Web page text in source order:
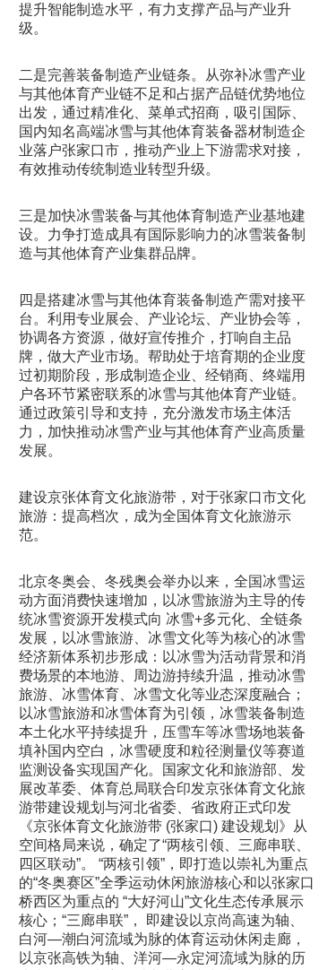
提升智能制造水平，有力支撑产品与产业升
级。
二是完善装备制造产业链条。从弥补冰雪产业
与其他体育产业链不足和占据产品链优势地位
出发，通过精准化、菜单式招商，吸引国际、
国内知名高端冰雪与其他体育装备器材制造企
业落户张家口市，推动产业上下游需求对接，
有效推动传统制造业转型升级。
三是加快冰雪装备与其他体育制造产业基地建
设。力争打造成具有国际影响力的冰雪装备制
造与其他体育产业集群品牌。
四是搭建冰雪与其他体育装备制造产需对接平
台。利用专业展会、产业论坛、产业协会等，
协调各方资源，做好宣传推介，打响自主品
牌，做大产业市场。帮助处于培育期的企业度
过初期阶段，形成制造企业、经销商、终端用
户各环节紧密联系的冰雪与其他体育产业链。
通过政策引导和支持，充分激发市场主体活
力，加快推动冰雪产业与其他体育产业高质量
发展。
建设京张体育文化旅游带，对于张家口市文化
旅游：提高档次，成为全国体育文化旅游示
范。
北京冬奥会、冬残奥会举办以来，全国冰雪运
动方面消费快速增加，以冰雪旅游为主导的传
统冰雪资源开发模式向 冰雪+多元化、全链条
发展，以冰雪旅游、冰雪文化等为核心的冰雪
经济新体系初步形成：以冰雪为活动背景和消
费场景的本地游、周边游持续升温，推动冰雪
旅游、冰雪体育、冰雪文化等业态深度融合；
以冰雪旅游和冰雪体育为引领，冰雪装备制造
本土化水平持续提升，压雪车等冰雪场地装备
填补国内空白，冰雪硬度和粒径测量仪等赛道
监测设备实现国产化。国家文化和旅游部、发
展改革委、体育总局联合印发京张体育文化旅
游带建设规划与河北省委、省政府正式印发
《京张体育文化旅游带 (张家口) 建设规划》从
空间格局来说，确定了“两核引领、三廊串联、
四区联动”。 “两核引领”，即打造以崇礼为重点
的“冬奥赛区”全季运动休闲旅游核心和以张家口
桥西区为重点的 “大好河山”文化生态传承展示
核心；“三廊串联”， 即建设以京尚高速为轴、
白河—潮白河流域为脉的体育运动休闲走廊，
以京张高铁为轴、洋河—永定河流域为脉的历